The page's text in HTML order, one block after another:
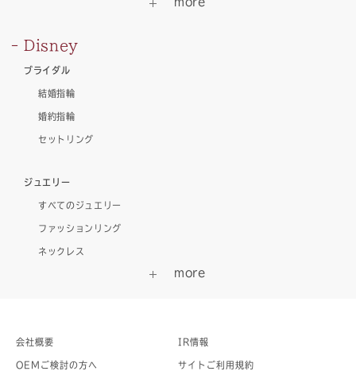
Disney
ブライダル
結婚指輪
婚約指輪
セットリング
ジュエリー
すべてのジュエリー
ファッションリング
ネックレス
会社概要 IR情報
OEMご検討の方へ サイトご利用規約